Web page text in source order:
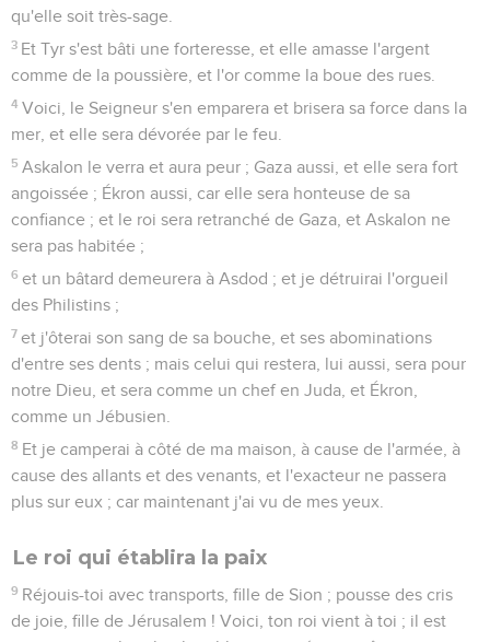
qu'elle soit très-sage.
3 Et Tyr s'est bâti une forteresse, et elle amasse l'argent
comme de la poussière, et l'or comme la boue des rues.
4 Voici, le Seigneur s'en emparera et brisera sa force dans la
mer, et elle sera dévorée par le feu.
5 Askalon le verra et aura peur ; Gaza aussi, et elle sera fort
angoissée ; Ékron aussi, car elle sera honteuse de sa
confiance ; et le roi sera retranché de Gaza, et Askalon ne
sera pas habitée ;
6 et un bâtard demeurera à Asdod ; et je détruirai l'orgueil
des Philistins ;
7 et j'ôterai son sang de sa bouche, et ses abominations
d'entre ses dents ; mais celui qui restera, lui aussi, sera pour
notre Dieu, et sera comme un chef en Juda, et Ékron,
comme un Jébusien.
8 Et je camperai à côté de ma maison, à cause de l'armée, à
cause des allants et des venants, et l'exacteur ne passera
plus sur eux ; car maintenant j'ai vu de mes yeux.
Le roi qui établira la paix
9 Réjouis-toi avec transports, fille de Sion ; pousse des cris
de joie, fille de Jérusalem ! Voici, ton roi vient à toi ; il est